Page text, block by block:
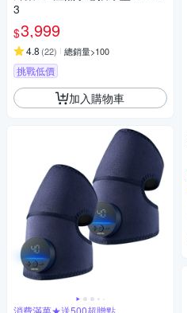
3
$3,999
4.8 (22) 總銷量>100
挑戰低價
加入購物車